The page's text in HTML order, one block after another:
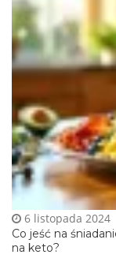
Co jeść na
na keto?
6 listopada 2024